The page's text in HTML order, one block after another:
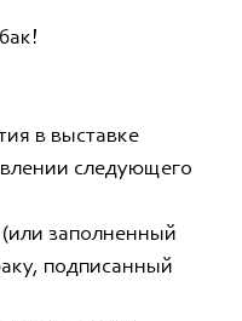
в выставке
следующего
заполненный
подписанный